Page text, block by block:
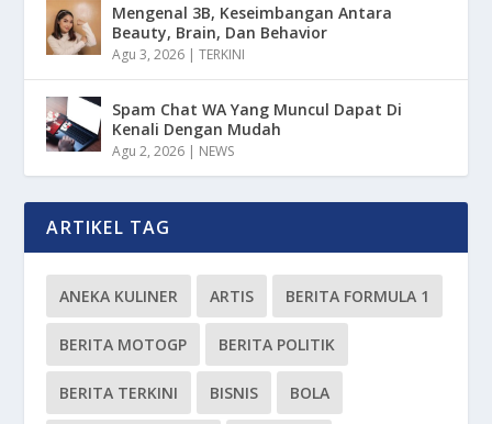
Mengenal 3B, Keseimbangan Antara
Beauty, Brain, Dan Behavior
Agu 3, 2026 |TERKINI
Spam Chat WA Yang Muncul Dapat Di
Kenali Dengan Mudah
Agu 2, 2026 | NEWS
ARTIKEL TAG
ANEKA KULINER ARTIS BERITA FORMULA 1
BERITA MOTOGP BERITA POLITIK
BERITA TERKINI BISNIS BOLA